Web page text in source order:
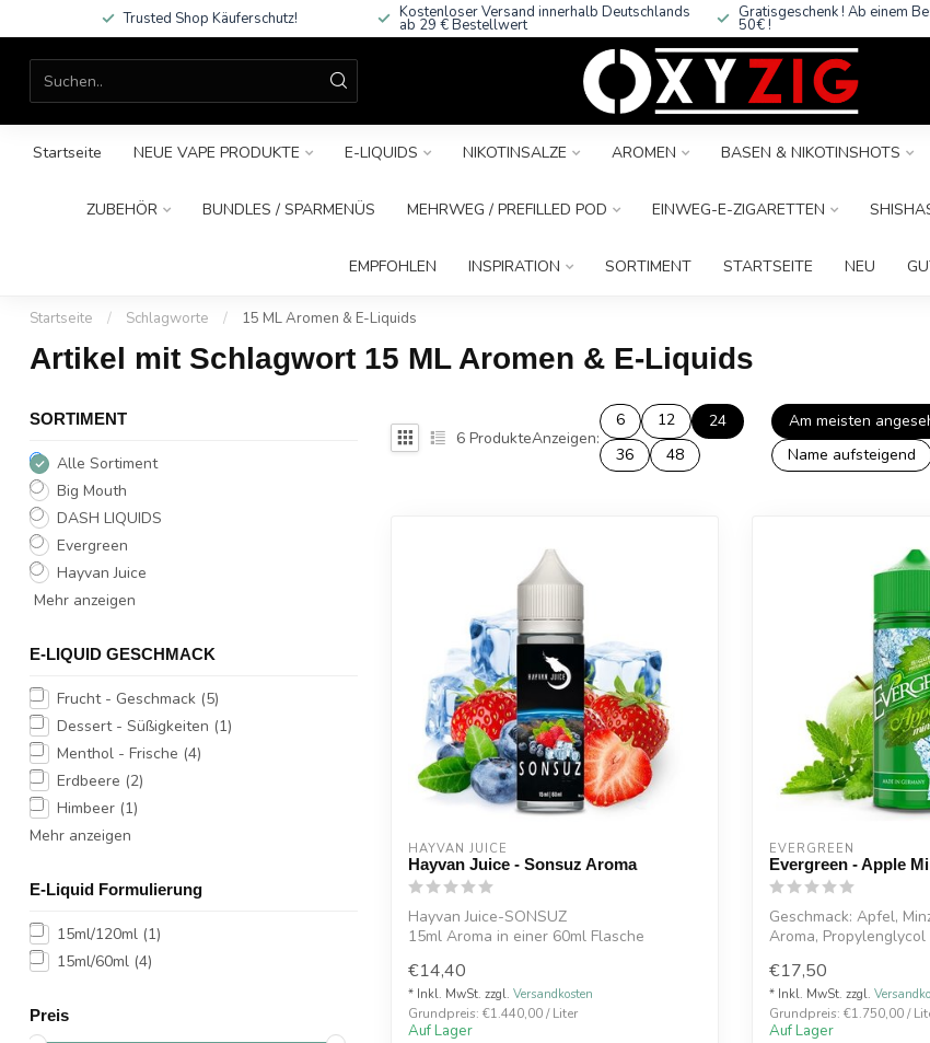
Trusted Shop Käuferschutz! Kostenloser Versand innerhalb Deutschlands
ab 29 € Bestellwert
Gratisgeschenk ! Ab einem
50€ !
Startseite NEUE VAPE PRODUKTE E-LIQUIDS NIKOTINSALZE AROMEN BASEN & NIKOTINSHOTS
ZUBEHÖR BUNDLES / SPARMENÜS MEHRWEG / PREFILLED POD EINWEG-E-ZIGARETTEN
EMPFOHLEN INSPIRATION SORTIMENT STARTSEITE NEU
Startseite / Schlagworte / 15 ML Aromen & E-Liquids
Artikel mit Schlagwort 15 ML Aromen & E-Liquids
SORTIMENT
Alle Sortiment
Big Mouth
DASH LIQUIDS
Evergreen
Hayvan Juice
Mehr anzeigen
E-LIQUID GESCHMACK
Frucht - Geschmack (5)
Dessert - Süßigkeiten (1)
Menthol - Frische (4)
Erdbeere (2)
Himbeer (1)
Mehr anzeigen
E-Liquid Formulierung
15ml/120ml (1)
15ml/60ml (4)
Preis
6 ProdukteAnzeigen:
6 12
24
36
48
Am meisten
Name aufsteigend
HAYVAN JUICE
Hayvan Juice - Sonsuz Aroma
Hayvan Juice-SONSUZ
15ml Aroma in einer 60ml Flasche
€14,40
* Inkl. MwSt. zzgl. Versandkosten
Grundpreis: €1.440,00 / Liter
Auf Lager
EVERGREEN
Evergreen - Apple
Geschmack: Apfel,
Aroma, Propylenglycol
€17,50
* Inkl. MwSt. zzgl.
Grundpreis: €1.750,00 /
Auf Lager